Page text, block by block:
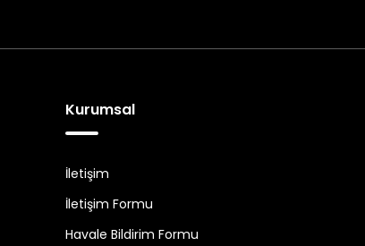
Kurumsal
İletişim
İletişim Formu
Havale Bildirim Formu